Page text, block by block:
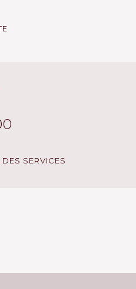
SERVICES